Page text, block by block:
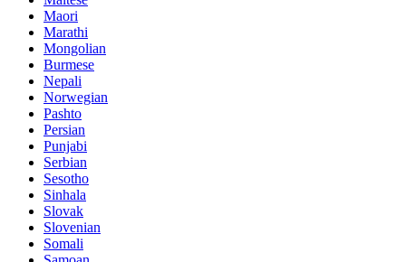
Maori
Marathi
Mongolian
Burmese
Nepali
Norwegian
Pashto
Persian
Punjabi
Serbian
Sesotho
Sinhala
Slovak
Slovenian
Somali